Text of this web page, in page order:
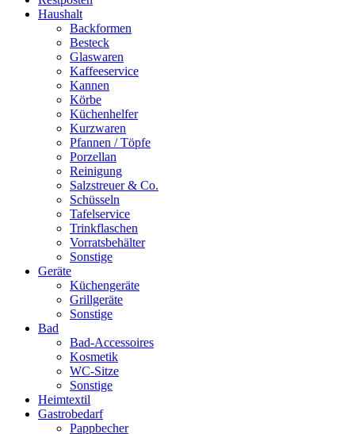
Haushalt
Backformen
Besteck
Glaswaren
Kaffeeservice
Kannen
Körbe
Küchenhelfer
Kurzwaren
Pfannen / Töpfe
Porzellan
Reinigung
Salzstreuer & Co.
Schüsseln
Tafelservice
Trinkflaschen
Vorratsbehälter
Sonstige
Geräte
Küchengeräte
Grillgeräte
Sonstige
Bad
Bad-Accessoires
Kosmetik
WC-Sitze
Sonstige
Heimtextil
Gastrobedarf
Pappbecher